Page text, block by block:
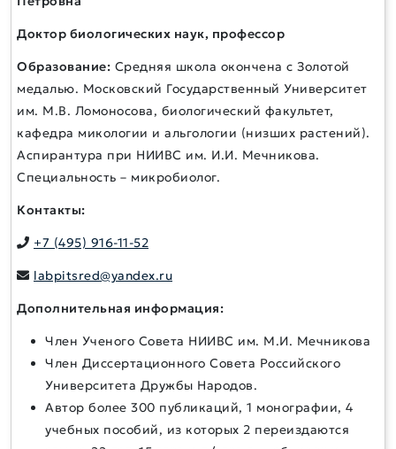
Доктор биологических наук, профессор
Образование: Средняя школа окончена с Золотой
медалью. Московский Государственный Университет
им. М.В. Ломоносова, биологический факультет,
кафедра микологии и альгологии (низших растений).
Аспирантура при НИИВС им. И.И. Мечникова.
Специальность – микробиолог.
Контакты:
+7 (495) 916-11-52
labpitsred@yandex.ru
Дополнительная информация:
Член Ученого Совета НИИВС им. М.И. Мечникова
Член Диссертационного Совета Российского
Университета Дружбы Народов.
Автор более 300 публикаций, 1 монографии, 4
учебных пособий, из которых 2 переиздаются